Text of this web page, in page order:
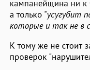
кампанейщина ни к
а только "усугубит
которые и так не в
К тому же не стоит
проверок